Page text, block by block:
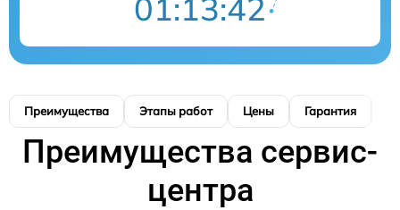
01:13:42
Преимущества Этапы работ Цены Гарантия
Преимущества сервис-
центра